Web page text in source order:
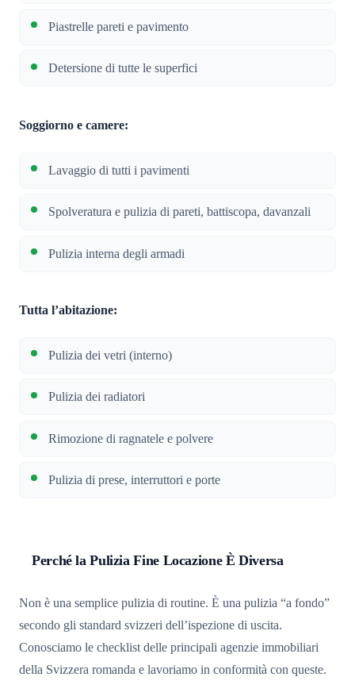
Piastrelle pareti e pavimento
Detersione di tutte le superfici
Soggiorno e camere:
Lavaggio di tutti i pavimenti
Spolveratura e pulizia di pareti, battiscopa, davanzali
Pulizia interna degli armadi
Tutta l’abitazione:
Pulizia dei vetri (interno)
Pulizia dei radiatori
Rimozione di ragnatele e polvere
Pulizia di prese, interruttori e porte
Perché la Pulizia Fine Locazione È Diversa
Non è una semplice pulizia di routine. È una pulizia “a fondo”
secondo gli standard svizzeri dell’ispezione di uscita.
Conosciamo le checklist delle principali agenzie immobiliari
della Svizzera romanda e lavoriamo in conformità con queste.